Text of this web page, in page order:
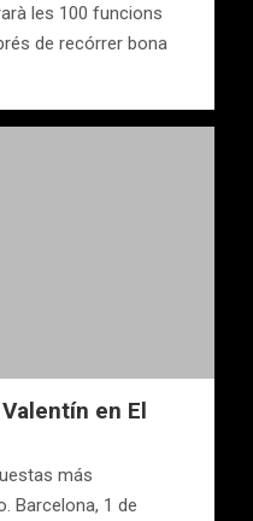
les 100 funcions
de recórrer bona
en El
más
Barcelona, 1 de